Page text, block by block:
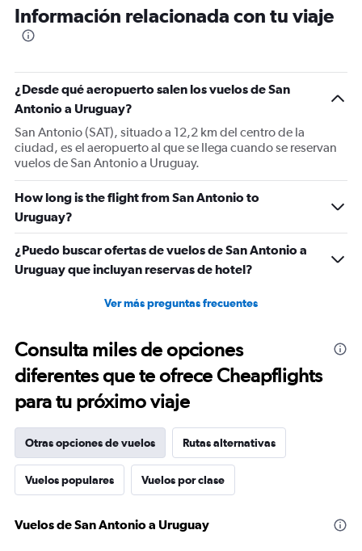
Información relacionada con tu viaje
¿Desde qué aeropuerto salen los vuelos de San
Antonio a Uruguay?
San Antonio (SAT), situado a 12,2 km del centro de la
ciudad, es el aeropuerto al que se llega cuando se reservan
vuelos de San Antonio a Uruguay.
How long is the flight from San Antonio to
Uruguay?
¿Puedo buscar ofertas de vuelos de San Antonio a
Uruguay que incluyan reservas de hotel?
Ver más preguntas frecuentes
Consulta miles de opciones
diferentes que te ofrece Cheapflights
para tu próximo viaje
Otras opciones de vuelos Rutas alternativas
Vuelos populares Vuelos por clase
Vuelos de San Antonio a Uruguay